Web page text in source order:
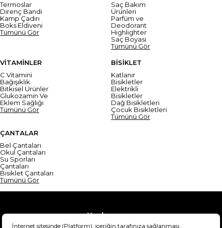
Termoslar
Direnç Bandı
Kamp Çadırı
Boks Eldiveni
Tümünü Gör
Saç Bakım
Ürünleri
Parfüm ve
Deodorant
Highlighter
Saç Boyası
Tümünü Gör
VİTAMİNLER
C Vitamini
Bağışıklık
Bitkisel Ürünler
Glukozamin Ve
Eklem Sağlığı
Tümünü Gör
BİSİKLET
Katlanır
Bisikletler
Elektrikli
Bisikletler
Dağ Bisikletleri
Çocuk Bisikletleri
Tümünü Gör
ÇANTALAR
Bel Çantaları
Okul Çantaları
Su Sporları
Çantaları
Bisiklet Çantaları
Tümünü Gör
Yardım